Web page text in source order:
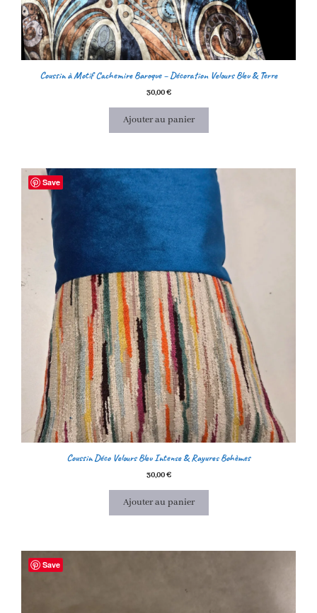
Coussin à Motif Cachemire Baroque – Décoration Velours Bleu & Terre
30,00€
Ajouter au panier
Save
Coussin Déco Velours Bleu Intense & Rayures Bohèmes
30,00€
Ajouter au panier
Save